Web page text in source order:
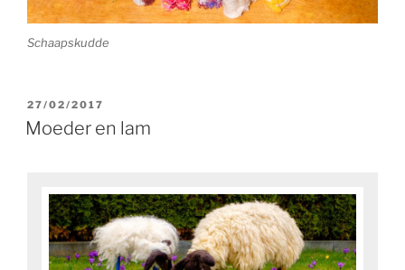
Schaapskudde
GEPLAATST
OP
27/02/2017
Moeder en lam